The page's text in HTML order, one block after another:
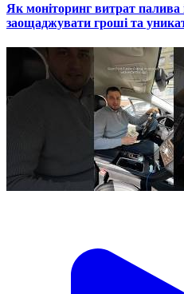
Як моніторинг витрат
заощаджувати гроші та